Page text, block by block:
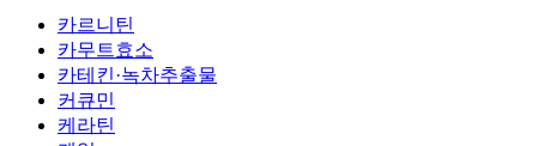
카르니틴
카무트효소
카테킨·녹차추출물
커큐민
케라틴